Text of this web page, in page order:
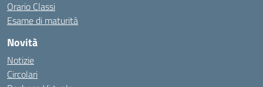
Orario Classi
Esame di maturità
Novità
Notizie
Circolari